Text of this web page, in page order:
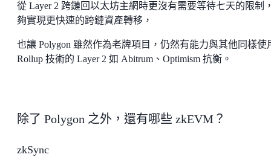
從 Layer 2 跨鏈回以太坊主網時更沒有需要等待七天的限制
夠實現更快速的跨鏈資產轉移，
也讓 Polygon 雖然作為老牌項目，仍然有能力與其他同樣使
Rollup 技術的 Layer 2 如 Abitrum、Optimism 抗衡。
除了 Polygon 之外，還有哪些 zkEVM？
zkSync